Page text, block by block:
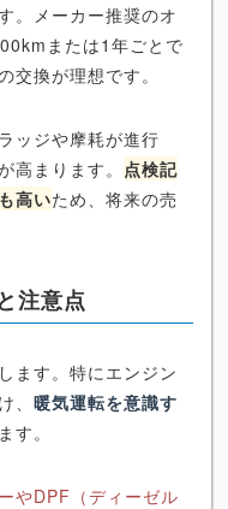
。メーカー推奨のオ
または1年ごとで
換が理想です。
ッジや摩耗が進行
高まります。 点検記
高いため、将来の売
注意点
ます。特にエンジン
、 暖気運転を意識す
す。
やDPF（ディーゼル